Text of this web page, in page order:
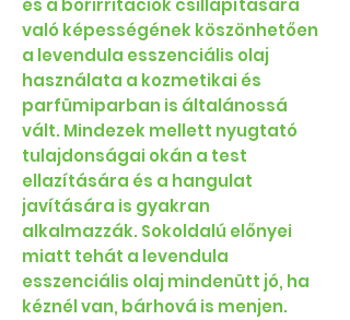
és a bőrirritációk csillapítására
való képességének köszönhetően
a levendula esszenciális olaj
használata a kozmetikai és
parfümiparban is általánossá
vált. Mindezek mellett nyugtató
tulajdonságai okán a test
ellazítására és a hangulat
javítására is gyakran
alkalmazzák. Sokoldalú előnyei
miatt tehát a levendula
esszenciális olaj mindenütt jó, ha
kéznél van, bárhová is menjen.